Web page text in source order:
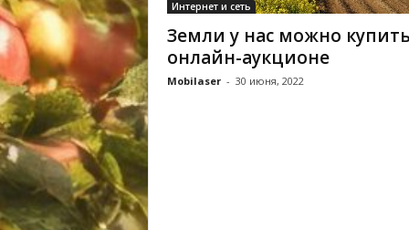
Интернет и сеть
Земли у нас можно
онлайн-аукционе
Mobilaser - 30 июня, 2022